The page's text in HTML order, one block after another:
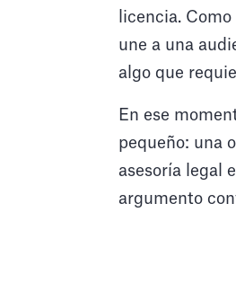
licencia.
une a una
algo que
En ese
pequeño: una
asesoría legal
argumento